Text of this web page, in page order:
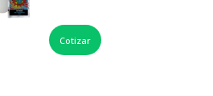
Cotizar